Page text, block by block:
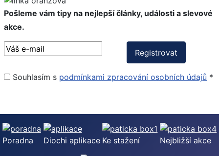
Pošleme vám tipy na nejlepší články, události a slevové
akce.
Souhlasím s podmínkami zpracování osobních údajů *
Poradna Diochi aplikace Ke stažení Nejbližší akce